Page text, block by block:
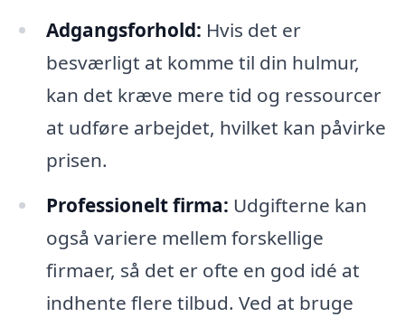
Adgangsforhold: Hvis det er
besværligt at komme til din hulmur,
kan det kræve mere tid og ressourcer
at udføre arbejdet, hvilket kan påvirke
prisen.
Professionelt firma: Udgifterne kan
også variere mellem forskellige
firmaer, så det er ofte en god idé at
indhente flere tilbud. Ved at bruge